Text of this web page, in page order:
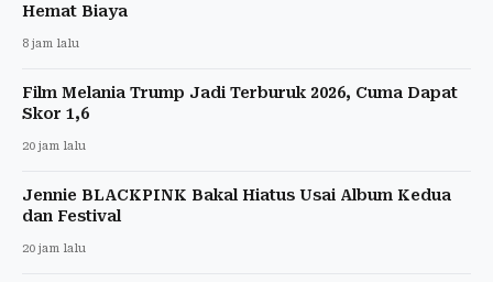
Hemat Biaya
8 jam lalu
Film Melania Trump Jadi Terburuk 2026, Cuma Dapat
Skor 1,6
20 jam lalu
Jennie BLACKPINK Bakal Hiatus Usai Album Kedua
dan Festival
20 jam lalu